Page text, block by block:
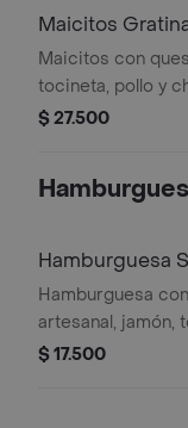
Maicitos
Maicitos con
tocineta, pollo y
$ 27.500
Hamburguesa
Hamburguesa
artesanal, jamón,
cebolla, hilos de
$ 17.500